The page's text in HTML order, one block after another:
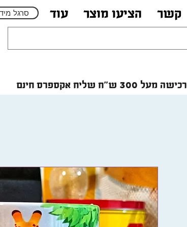
סרגל קשר הציעו מוצר עוד
רכישה מעל 300 ש"ח שליח אקספרס חינם